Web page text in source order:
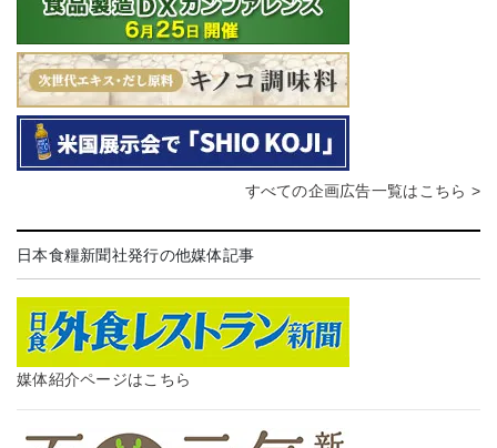
すべての企画広告一覧はこちら >
日本食糧新聞社発行の他媒体記事
媒体紹介ページはこちら